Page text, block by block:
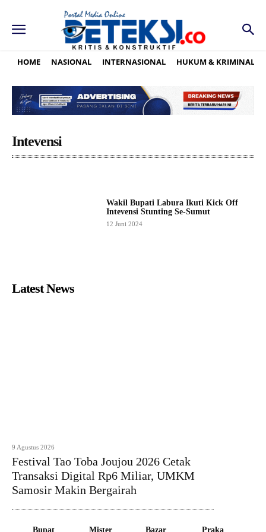
HOME NASIONAL INTERNASIONAL HUKUM & KRIMINAL
Intevensi
Wakil Bupati Labura Ikuti Kick Off
Intevensi Stunting Se-Sumut
12 Juni 2024
Latest News
9 Agustus 2026
Festival Tao Toba Joujou 2026 Cetak
Transaksi Digital Rp6 Miliar, UMKM
Samosir Makin Bergairah
Bupat
Mister
Bazar
Praka